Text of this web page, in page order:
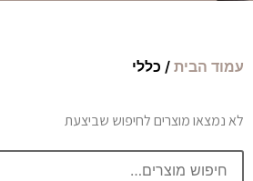
עמוד הבית / כללי
לא נמצאו מוצרים לחיפוש שביצעת